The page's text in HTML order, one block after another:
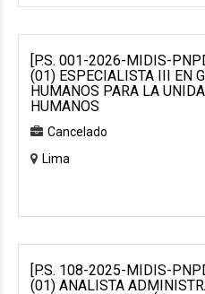
[P.S. 001-2026-MIDIS-
(01) ESPECIALISTA III EN
HUMANOS PARA LA
HUMANOS
Cancelado
Lima
[P.S. 108-2025-MIDIS-
(01) ANALISTA